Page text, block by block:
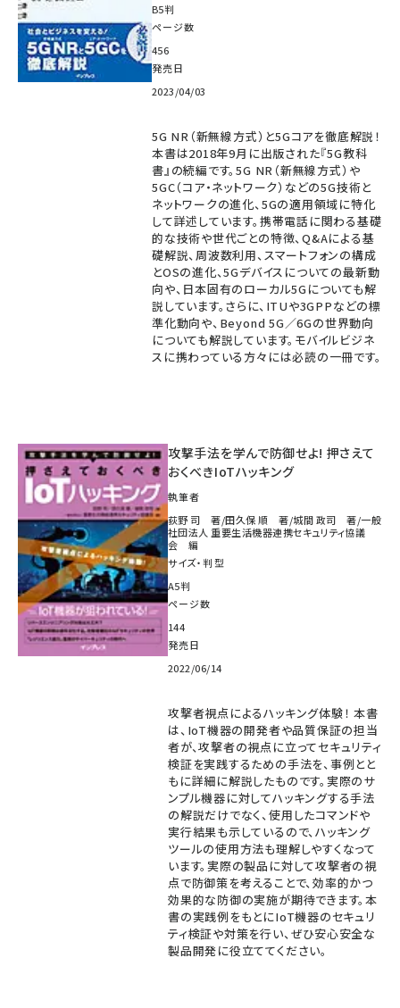
B5判
ページ数
456
発売日
2023/04/03
5G NR（新無線方式）と5Gコアを徹底解説！
本書は2018年9月に出版された『5G教科
書』の続編です。5G NR（新無線方式）や
5GC（コア・ネットワーク）などの5G技術と
ネットワークの進化、5Gの適用領域に特化
して詳述しています。携帯電話に関わる基礎
的な技術や世代ごとの特徴、Q&Aによる基
礎解説、周波数利用、スマートフォンの構成
とOSの進化、5Gデバイスについての最新動
向や、日本固有のローカル5Gについても解
説しています。さらに、ITUや3GPPなどの標
準化動向や、Beyond 5G／6Gの世界動向
についても解説しています。モバイルビジネ
スに携わっている方々には必読の一冊です。
攻撃手法を学んで防御せよ! 押さえて
おくべきIoTハッキング
執筆者
荻野 司 著/田久保 順 著/城間 政司 著/一般
社団法人 重要生活機器連携セキュリティ協議
会 編
サイズ・判型
A5判
ページ数
144
発売日
2022/06/14
攻撃者視点によるハッキング体験！ 本書
は、IoT機器の開発者や品質保証の担当
者が、攻撃者の視点に立ってセキュリティ
検証を実践するための手法を、事例とと
もに詳細に解説したものです。実際のサ
ンプル機器に対してハッキングする手法
の解説だけでなく、使用したコマンドや
実行結果も示しているので、ハッキング
ツールの使用方法も理解しやすくなって
います。実際の製品に対して攻撃者の視
点で防御策を考えることで、効率的かつ
効果的な防御の実施が期待できます。本
書の実践例をもとにIoT機器のセキュリ
ティ検証や対策を行い、ぜひ安心安全な
製品開発に役立ててください。